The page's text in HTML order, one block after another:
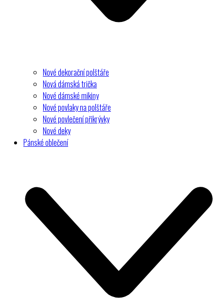
Nové dekorační polštáře
Nová dámská trička
Nové dámské mikiny
Nové povlaky na polštáře
Nové povlečení přikrývky
Nové deky
Pánské oblečení